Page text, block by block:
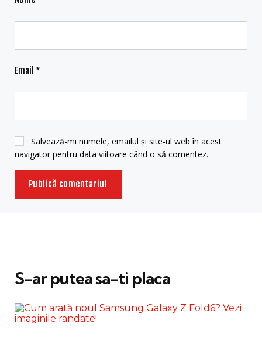
Email *
Salvează-mi numele, emailul și site-ul web în acest
navigator pentru data viitoare când o să comentez.
S-ar putea sa-ti placa